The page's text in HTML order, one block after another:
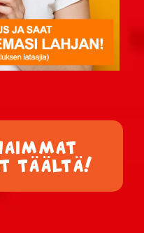
täältä!